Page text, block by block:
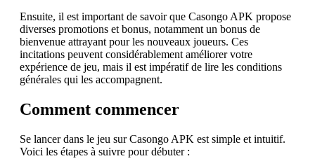
Ensuite, il est important de savoir que Casongo APK propose
diverses promotions et bonus, notamment un bonus de
bienvenue attrayant pour les nouveaux joueurs. Ces
incitations peuvent considérablement améliorer votre
expérience de jeu, mais il est impératif de lire les conditions
générales qui les accompagnent.
Comment commencer
Se lancer dans le jeu sur Casongo APK est simple et intuitif.
Voici les étapes à suivre pour débuter :